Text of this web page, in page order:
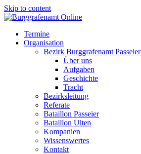
Skip to content
Termine
Organisation
Bezirk Burggrafenamt Passeier
Über uns
Aufgaben
Geschichte
Tracht
Bezirksleitung
Referate
Bataillon Passeier
Bataillon Ulten
Kompanien
Wissenswertes
Kontakt